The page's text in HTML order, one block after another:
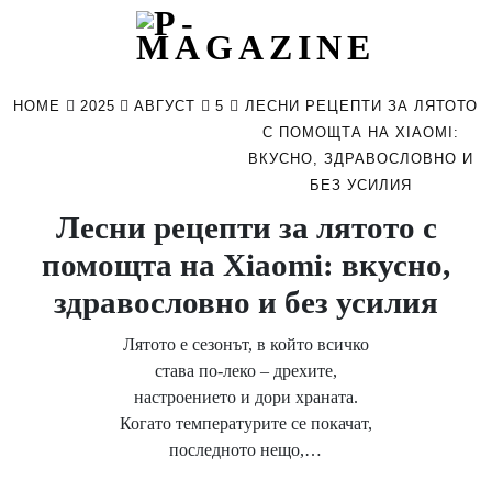
HOME 2025 АВГУСТ 5
ЛЕСНИ РЕЦЕПТИ ЗА ЛЯТОТО
С ПОМОЩТА НА XIAOMI:
ВКУСНО, ЗДРАВОСЛОВНО И
БЕЗ УСИЛИЯ
Лесни рецепти за лятото с
помощта на Xiaomi: вкусно,
здравословно и без усилия
Лятото е сезонът, в който всичко
става по-леко – дрехите,
настроението и дори храната.
Когато температурите се покачат,
последното нещо,…